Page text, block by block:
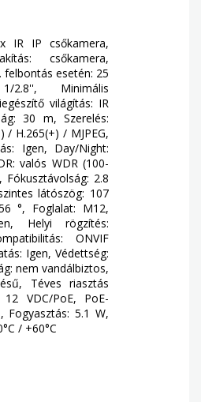
IR IP csőkamera,
csőkamera,
felbontás esetén: 25
2.8'', Minimális
világítás: IR
30 m, Szerelés:
/ H.265(+) / MJPEG,
Igen, Day/Night:
valós WDR (100-
2.8
látószög: 107
°, Foglalat: M12,
Helyi rögzítés:
ONVIF
Igen, Védettség:
nem vandálbiztos,
Téves riasztás
VDC/PoE, PoE-
Fogyasztás: 5.1 W,
/ +60°C